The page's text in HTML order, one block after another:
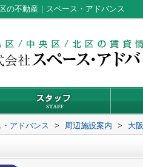
の不動産｜スペース・アドバンス
アドバンス > 周辺施設案内 > 大